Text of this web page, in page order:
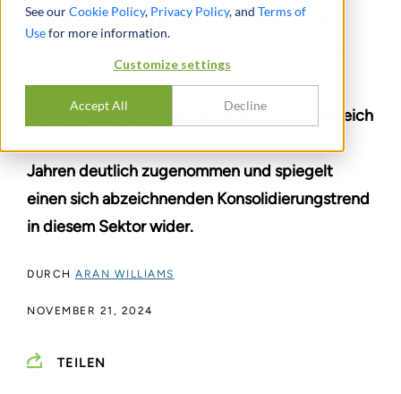
See ourCookie Policy, Privacy Policy, and Terms of
Usefor more information.
Customize settings
Accept All Decline
Schifffahrtstechnologie
Die Fusions- und Übernahmetätigkeit im Bereich
Jahren deutlich zugenommen und spiegelt
einen sich abzeichnenden Konsolidierungstrend
in diesem Sektor wider.
DURCH ARAN WILLIAMS
NOVEMBER 21, 2024
TEILEN